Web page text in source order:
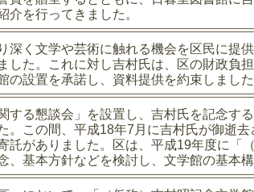
介を行ってきました。
深く文学や芸術に触れる機会を区民に提
した。これに対し吉村氏は、区の財政負
の設置を承諾し、資料提供を約束しました
する懇談会」を設置し、吉村氏を記念す
。この間、平成18年7月に吉村氏が御逝
託がありました。区は、平成19年度に「
、基本方針などを検討し、文学館の基本